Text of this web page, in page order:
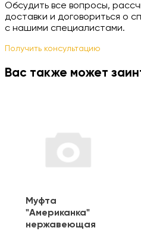
Обсудить все вопросы,
доставки и договориться о
с нашими специалистами.
Получить консультацию
Вас также может
Муфта
"Американка"
нержавеющая